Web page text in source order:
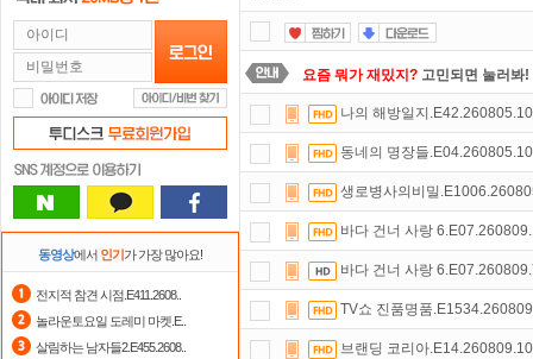
동영상에서 인기가 가장 많아요!
전지적 참견 시점.E411.2608..
놀라운토요일 도레미 마켓.E..
살림하는 남자들2.E455.2608..
요즘 뭐가 재밌지? 고민되면 눌러봐!
댓글만 잘써도무료 포인트를 드립
숨어있는 카드 마일리지 조회하고
스마트TV 로 투디스크
출석체크이벤트!매일매일출석체
정액제할인쿠폰 사용방법안내
자녀보호기능으로 가족과 함께 투디
나의 해방일지
동네의 명장들
생로병사의비밀
바다 건너 사랑
바다 건너 사랑
TV쇼 진품명품
브랜딩 코리아